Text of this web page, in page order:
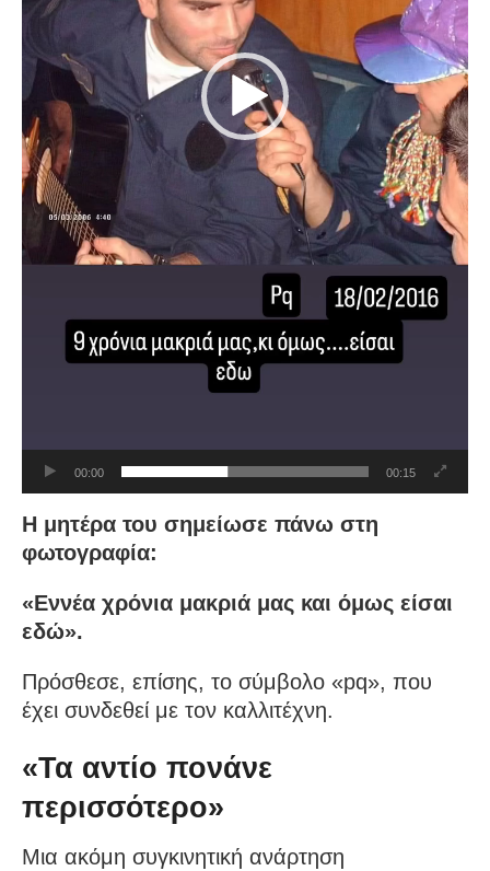
00:00 00:15
Η μητέρα του σημείωσε πάνω στη
φωτογραφία:
«Εννέα χρόνια μακριά μας και όμως είσαι
εδώ».
Πρόσθεσε, επίσης, το σύμβολο «pq», που
έχει συνδεθεί με τον καλλιτέχνη.
«Τα αντίο πονάνε
περισσότερο»
Μια ακόμη συγκινητική ανάρτηση